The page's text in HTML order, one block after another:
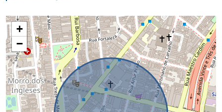
+
−